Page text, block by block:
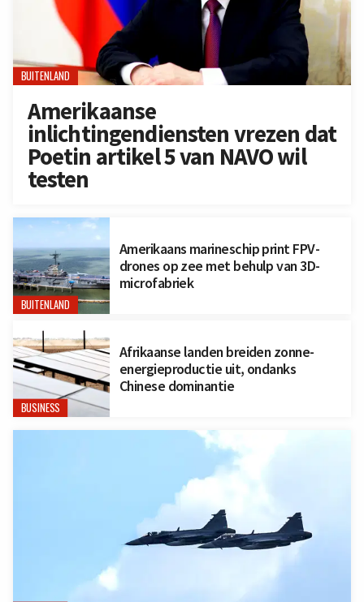
BUITENLAND
Amerikaanse
inlichtingendiensten vrezen dat
Poetin artikel 5 van NAVO wil
testen
BUITENLAND
Amerikaans marineschip print FPV-
drones op zee met behulp van 3D-
microfabriek
BUSINESS
Afrikaanse landen breiden zonne-
energieproductie uit, ondanks
Chinese dominantie